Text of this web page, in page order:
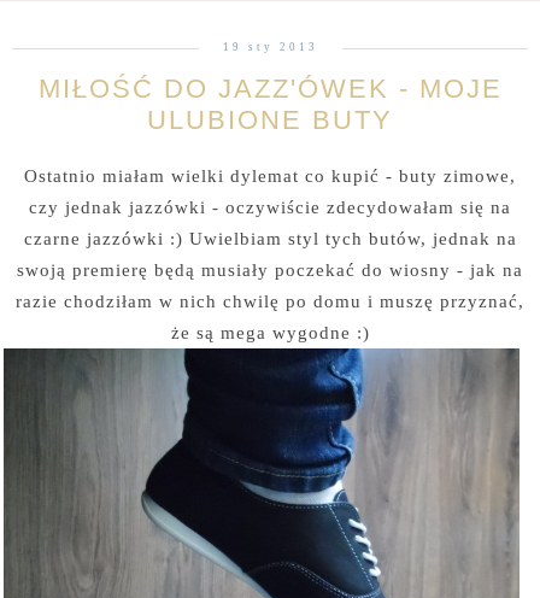
19 sty 2013
MIŁOŚĆ DO JAZZ'ÓWEK - MOJE
ULUBIONE BUTY
Ostatnio miałam wielki dylemat co kupić - buty zimowe,
czy jednak jazzówki - oczywiście zdecydowałam się na
czarne jazzówki :) Uwielbiam styl tych butów, jednak na
swoją premierę będą musiały poczekać do wiosny - jak na
razie chodziłam w nich chwilę po domu i muszę przyznać,
że są mega wygodne :)